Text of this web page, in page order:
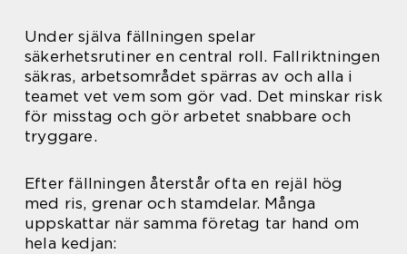
Under själva fällningen spelar
säkerhetsrutiner en central roll. Fallriktningen
säkras, arbetsområdet spärras av och alla i
teamet vet vem som gör vad. Det minskar risk
för misstag och gör arbetet snabbare och
tryggare.
Efter fällningen återstår ofta en rejäl hög
med ris, grenar och stamdelar. Många
uppskattar när samma företag tar hand om
hela kedjan: